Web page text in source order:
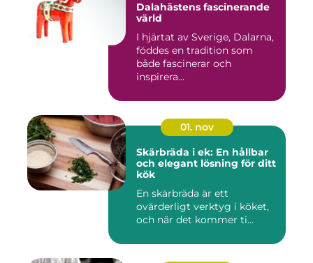
Dalahästens fascinerande
värld
I hjärtat av Sverige, Dalarna,
föddes en tradition som
både fascinerar och
inspirera...
01. nov
Skärbräda i ek: En hållbar
och elegant lösning för ditt
kök
En skärbräda är ett
ovärderligt verktyg i köket,
och när det kommer ti...